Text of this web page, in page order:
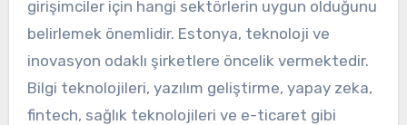
girişimciler için hangi sektörlerin uygun olduğunu
belirlemek önemlidir. Estonya, teknoloji ve
inovasyon odaklı şirketlere öncelik vermektedir.
Bilgi teknolojileri, yazılım geliştirme, yapay zeka,
fintech, sağlık teknolojileri ve e-ticaret gibi